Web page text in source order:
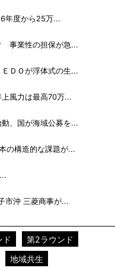
年度から25万...
事業性の担保が急...
ＤＯが浮体式の生...
風力は最高70万...
、国が海域公募を...
の構造的な課題が...
市沖 三菱商事が...
ド
第2ラウンド
地域共生